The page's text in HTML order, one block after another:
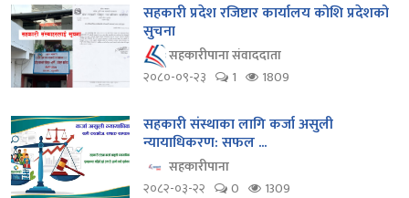
सहकारी प्रदेश रजिष्टार कार्यालय कोशि प्रदेशको
सुचना
सहकारीपाना संवाददाता
२०८०-०९-२३
1 1809
सहकारी संस्थाका लागि कर्जा असुली
न्यायाधिकरण: सफल ...
सहकारीपाना
२०८२-०३-२२
0 1309